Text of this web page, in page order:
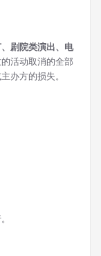
剧院类演出、电
活动取消的全部
办方的损失。